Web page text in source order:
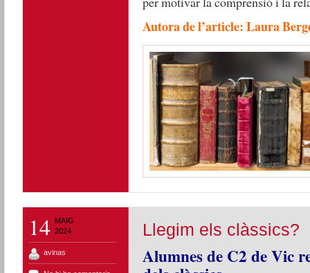
Autora de l’article: Laura
14
MAIG
2024
avinas
Llegim els clàssics?
Alumnes de C2 de Vic